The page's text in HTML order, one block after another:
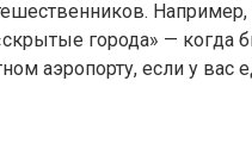
города» — когда
аэропорту, если у вас